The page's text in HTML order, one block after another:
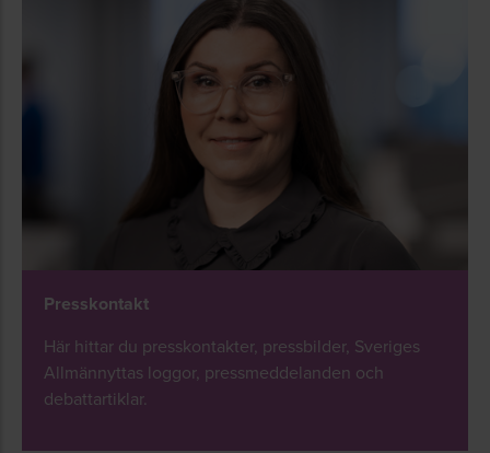
Presskontakt
Här hittar du presskontakter, pressbilder, Sveriges
Allmännyttas loggor, pressmeddelanden och
debattartiklar.